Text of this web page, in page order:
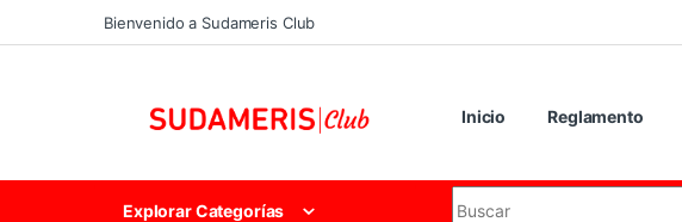
Skip to navigation
Skip to contentBienvenido a Sudameris Club
Inicio Reglamento
Explorar Categorías